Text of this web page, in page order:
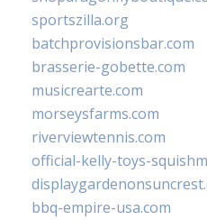
sportszilla.org
batchprovisionsbar.com
brasserie-gobette.com
musicrearte.com
morseysfarms.com
riverviewtennis.com
official-kelly-toys-
bbq-empire-usa.com